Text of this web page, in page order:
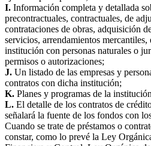
I. Información completa y detallada
precontractuales, contractuales, de
contrataciones de obras, adquisición
servicios, arrendamientos mercantiles,
institución con personas naturales o
permisos o autorizaciones;
J. Un listado de las empresas y
contratos con dicha institución;
K. Planes y programas de la
L. El detalle de los contratos de
señalará la fuente de los fondos con
Cuando se trate de préstamos o
constar, como lo prevé la Ley